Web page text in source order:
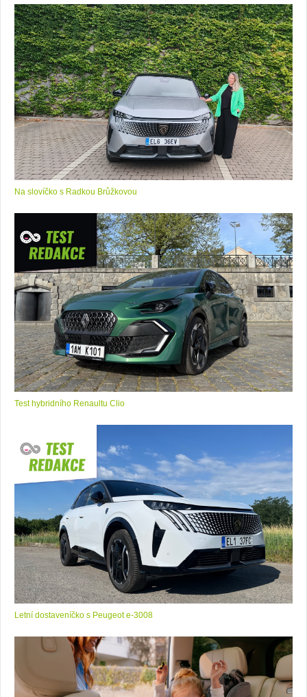
Na slovíčko s Radkou Brůžkovou
Test hybridního Renaultu Clio
Letní dostaveníčko s Peugeot e-3008